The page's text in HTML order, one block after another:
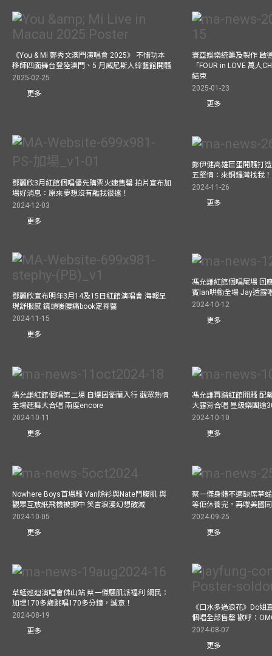
《You & Mi 鄭秀文澳門演唱會 2025》 不惜功本
移師四面舞台登陸澳門、5 月威尼斯人綜藝館開騷
2025-02-25
更多
寰亞娛樂統籌及製作 啟
「FOUR in LOVE 萬人
結束
2025-01-23
更多
鄧麗欣3月紅館個唱優先購票火速售罄 拍片宣布加
場好消息：原來夢想沒有離我很遠！
2024-12-03
更多
鄭伊健高雄巨蛋開騷打
五堅情：來銅鑼灣找我！
2024-11-26
更多
鄧麗欣宣布明年3月14及15日紅館演唱會 海報呈
現舒服感 鏡頭後腰痛book定脊醫
2024-11-15
更多
馮允謙紅館個唱尾場 回
賓Ian哄動全場 Jay透露
2024-10-12
更多
馮允謙紅館個唱第二場 自爆因衛蘭入行 觀眾熱情
全場起舞大合唱 兩度encore
2024-10-11
更多
馮允謙再踏紅館開騷 配
大露背合唱 星級樂團逾
2024-10-10
更多
Nowhere Boys首場騷 Van除衫與Nate鬥腹肌 與
觀眾互放紙飛機被擲中 笑言浪漫幻想破滅
2024-10-05
更多
蔡一傑身體不適缺席草
等佢休養完，再嚟美國
2024-09-25
更多
草蜢巡迴演唱會佛山站 蔡一傑騷肌派福利 網民：
加埋170多歲跳唱170多分鐘，誠意！
2024-08-19
更多
《口水多過浪花》Do姐
個唱全部售罄 歡呼：
2024-08-07
更多